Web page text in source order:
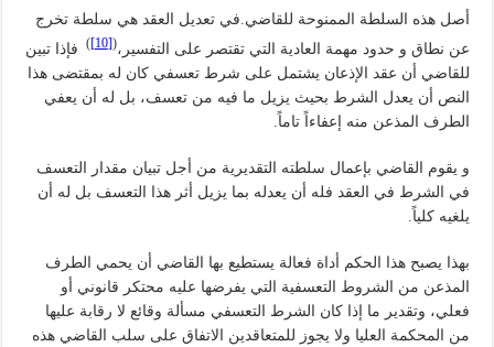
أصل هذه السلطة الممنوحة للقاضي.في تعديل العقد هي سلطة تخرج
عن نطاق و حدود مهمة العادية التي تقتصر على التفسير،(
[10]
)
فإذا تبين
للقاضي أن عقد الإذعان يشتمل على شرط تعسفي كان له بمقتضى هذا
النص أن يعدل الشرط بحيث يزيل ما فيه من تعسف، بل له أن يعفي
الطرف المذعن منه إعفاءاً تاماً.
و يقوم القاضي بإعمال سلطته التقديرية من أجل تبيان مقدار التعسف
في الشرط في العقد فله أن يعدله بما يزيل أثر هذا التعسف بل له أن
يلغيه كلياً.
بهذا يصبح هذا الحكم أداة فعالة يستطيع بها القاضي أن يحمي الطرف
المذعن من الشروط التعسفية التي يفرضها عليه محتكر قانوني أو
فعلي، وتقدير ما إذا كان الشرط التعسفي مسألة وقائع لا رقابة عليها
من المحكمة العليا ولا يجوز للمتعاقدين الاتفاق على سلب القاضي هذه